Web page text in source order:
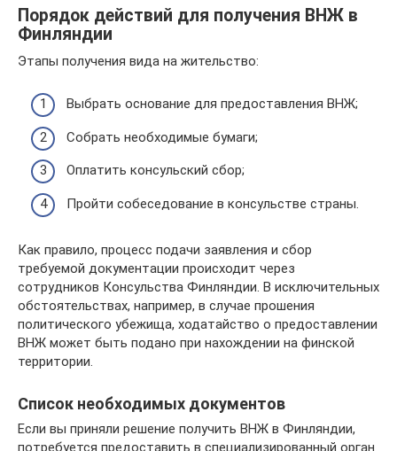
Порядок действий для получения ВНЖ в
Финляндии
Этапы получения вида на жительство:
Выбрать основание для предоставления ВНЖ;
Собрать необходимые бумаги;
Оплатить консульский сбор;
Пройти собеседование в консульстве страны.
Как правило, процесс подачи заявления и сбор
требуемой документации происходит через
сотрудников Консульства Финляндии. В исключительных
обстоятельствах, например, в случае прошения
политического убежища, ходатайство о предоставлении
ВНЖ может быть подано при нахождении на финской
территории.
Список необходимых документов
Если вы приняли решение получить ВНЖ в Финляндии,
потребуется предоставить в специализированный орган